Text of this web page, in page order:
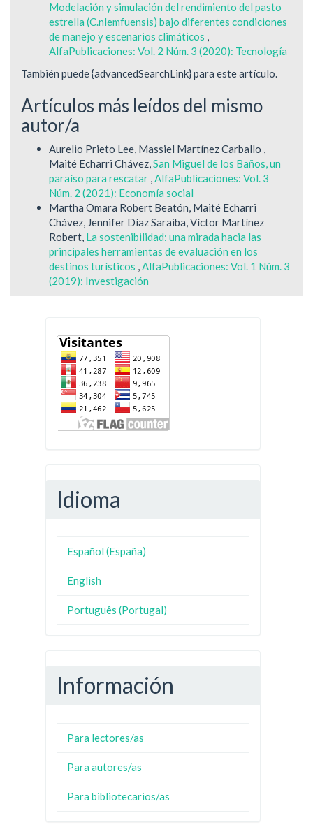
Modelación y simulación del rendimiento del pasto
estrella (C.nlemfuensis) bajo diferentes condiciones
de manejo y escenarios climáticos ,
AlfaPublicaciones: Vol. 2 Núm. 3 (2020): Tecnología
También puede {advancedSearchLink} para este artículo.
Artículos más leídos del mismo
autor/a
Aurelio Prieto Lee, Massiel Martínez Carballo ,
Maité Echarri Chávez,San Miguel de los Baños, un
paraíso para rescatar ,AlfaPublicaciones: Vol. 3
Núm. 2 (2021): Economía social
Martha Omara Robert Beatón, Maité Echarri
Chávez, Jennifer Díaz Saraiba, Víctor Martínez
Robert, La sostenibilidad: una mirada hacia las
principales herramientas de evaluación en los
destinos turísticos ,AlfaPublicaciones: Vol. 1 Núm. 3
(2019): Investigación
Idioma
Español (España)
English
Português (Portugal)
Información
Para lectores/as
Para autores/as
Para bibliotecarios/as